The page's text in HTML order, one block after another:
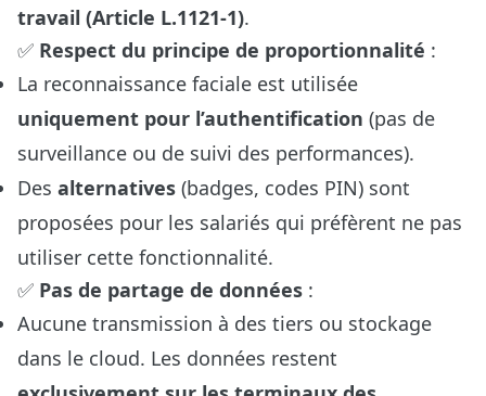
travail (Article L.1121-1).
✅ Respect du principe de proportionnalité :
La reconnaissance faciale est utilisée
uniquement pour l’authentification (pas de
surveillance ou de suivi des performances).
Des alternatives (badges, codes PIN) sont
proposées pour les salariés qui préfèrent ne pas
utiliser cette fonctionnalité.
✅ Pas de partage de données :
Aucune transmission à des tiers ou stockage
dans le cloud. Les données restent